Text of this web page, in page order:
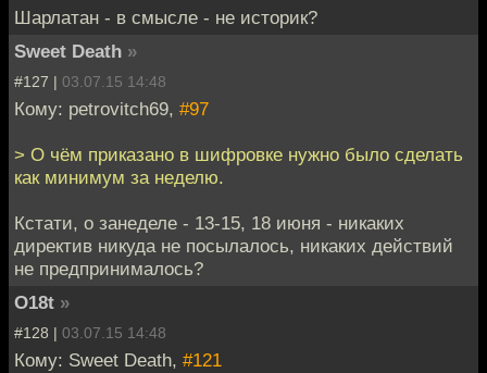
Шарлатан - в смысле - не историк?
Sweet Death »
#127 | 03.07.15 14:48
Кому: petrovitch69, #97
> О чём приказано в шифровке нужно было сделать
как минимум за неделю.
Кстати, о занеделе - 13-15, 18 июня - никаких
директив никуда не посылалось, никаких действий
не предпринималось?
O18t »
#128 | 03.07.15 14:48
Кому: Sweet Death, #121